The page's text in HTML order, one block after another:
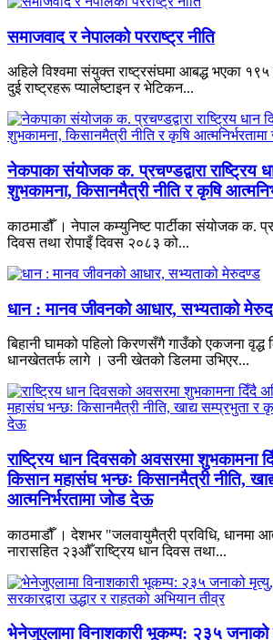
समाजवाद र नेपालको परराष्ट्र नीति
अहिले विश्वमा संयुक्त राष्ट्रसंघमा आबद्ध भएका
दुई राष्ट्रहरू प्यालेष्टाइन र भेटिकन...
नेकपाका संयोजक क. प्रचण्डद्वारा राष्ट्रिय
शुभकामना, किसानमैत्री नीति र कृषि
काठमाडौँ । नेपाल कम्युनिष्ट पार्टीका संयोजक क.
दिवस तथा रोपाइँ दिवस २०८३ को...
धान : मानव जीवनको आधार, सभ्यताको
बिहानी घामको पहिलो किरणसँगै गाउँको एकजना
धानखेततर्फ लागे । उनी खेतको डिलमा उभिएर...
राष्ट्रिय धान दिवसको अवसरमा शुभकामना
किसान महासंघ भन्छः किसानमैत्री नीति,
आत्मनिर्भरतामा जोड देऊ
काठमाडौँ । देशभर "जलवायुमैत्री प्रविधि, धानमा
नारासहित २३औँ राष्ट्रिय धान दिवस तथा...
भेनेजुएलामा विनाशकारी भूकम्प: २३५